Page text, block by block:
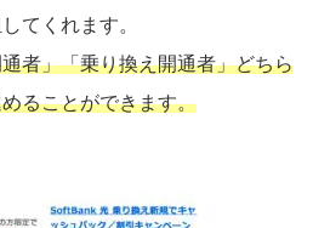
てくれます。
者」「乗り換え開通者」どちら
ることができます。